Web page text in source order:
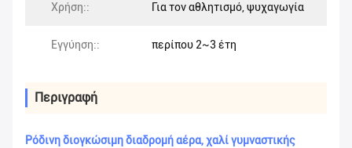
Χρήση:: Για τον αθλητισμό, ψυχαγωγία
Εγγύηση:: περίπου 2~3 έτη
Περιγραφή
Ρόδινη διογκώσιμη διαδρομή αέρα, χαλί γυμναστικής